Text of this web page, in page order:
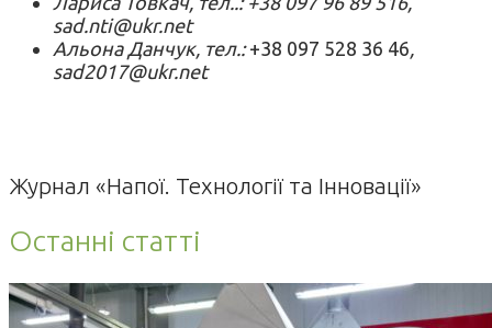
sad.nti@ukr.net
Альона Данчук, тел.:+38 097 528 36 46
sad2017@ukr.net
Журнал «Напої. Технології та Інновації»
Останні статті